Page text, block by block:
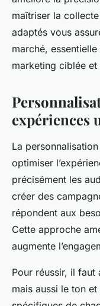
maîtriser la
adaptés vous
marché,
marketing ciblée
expériences
La
optimiser
précisément les
créer des
répondent aux
Cette approche
augmente
Pour réussir, il faut
mais aussi le ton